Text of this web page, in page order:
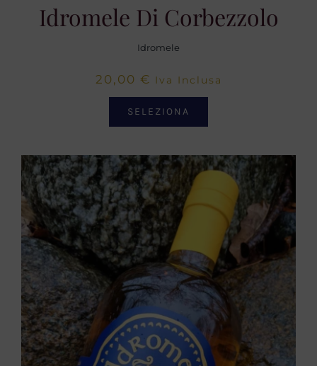
Idromele Di Corbezzolo
Idromele
20,00 € Iva Inclusa
SELEZIONA